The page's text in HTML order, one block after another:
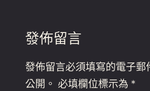
發佈留言
發佈留言必須填寫的電子郵
公開。 必填欄位標示為 *